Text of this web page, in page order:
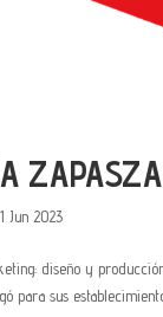
1 Jun 2023
diseño y
para sus